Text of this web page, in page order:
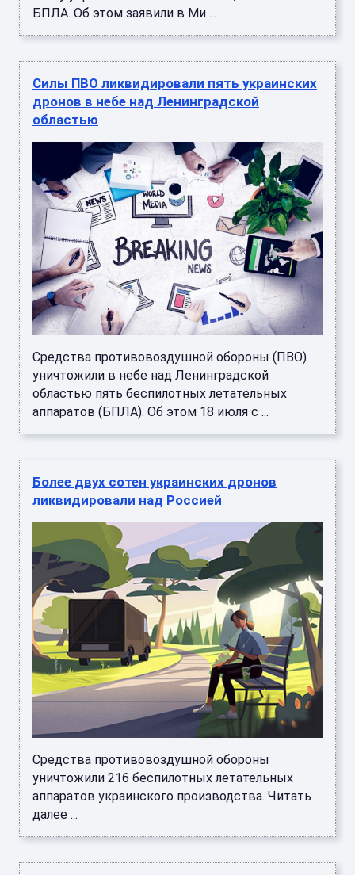
БПЛА. Об этом заявили в Ми ...
Силы ПВО ликвидировали пять украинских
дронов в небе над Ленинградской
областью
Средства противовоздушной обороны (ПВО)
уничтожили в небе над Ленинградской
областью пять беспилотных летательных
аппаратов (БПЛА). Об этом 18 июля с ...
Более двух сотен украинских дронов
ликвидировали над Россией
Средства противовоздушной обороны
уничтожили 216 беспилотных летательных
аппаратов украинского производства. Читать
далее ...